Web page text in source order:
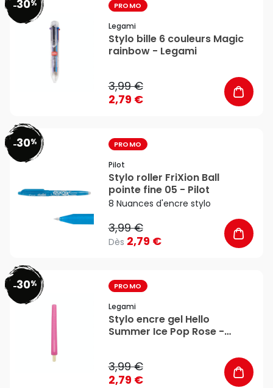
-30% PROMO
Legami
Stylo bille 6 couleurs Magic
rainbow - Legami
3,99 €
2,79 €
-30% PROMO
Pilot
Stylo roller FriXion Ball
pointe fine 05 - Pilot
8 Nuances d'encre stylo
3,99 €
Dès 2,79 €
-30% PROMO
Legami
Stylo encre gel Hello
Summer Ice Pop Rose -
3,99 €
2,79 €